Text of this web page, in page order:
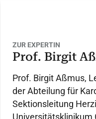
ZUR EXPERTIN
Prof. Birgit
Prof. Birgit Aßmus,
der Abteilung für
Sektionsleitung
Universitätsklinikum